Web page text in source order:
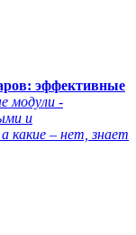
эффективные
модули -
и
какие – нет, знает